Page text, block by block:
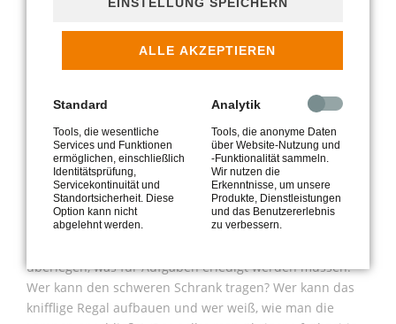
die alte Wohnung und Ihre Möbel von einem Fachmann
sichten zu lassen, damit dieser einschätzen kann, was
Als Orientierung für Ihre Helfer eignet sich ein
Farbensystem, damit sie wissen, wo sie was in der neuen
Wohnung hinstellen sollen. Beispielsweise könnten alle
Möbel und Kisten, die in das neue Schlafzimmer
gehören, einen roten Punkt erhalten.
Umzugshelfer – Freunde und Familie
überlegen, was für Aufgaben erledigt werden müssen.
Wer kann den schweren Schrank tragen? Wer kann das
knifflige Regal aufbauen und wer weiß, wie man die
ALLE AKZEPTIEREN
Standard
Tools, die wesentliche
Services und Funktionen
ermöglichen, einschließlich
Identitätsprüfung,
Servicekontinuität und
Standortsicherheit. Diese
Option kann nicht
abgelehnt werden.
Analytik
Tools, die anonyme Daten
über Website-Nutzung und
-Funktionalität sammeln.
Wir nutzen die
Erkenntnisse, um unsere
Produkte, Dienstleistungen
und das Benutzererlebnis
zu verbessern.